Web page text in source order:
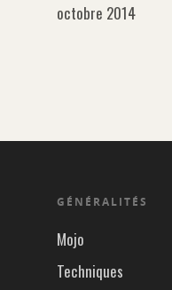
octobre 2014
GÉNÉRALITÉS
Mojo
Techniques